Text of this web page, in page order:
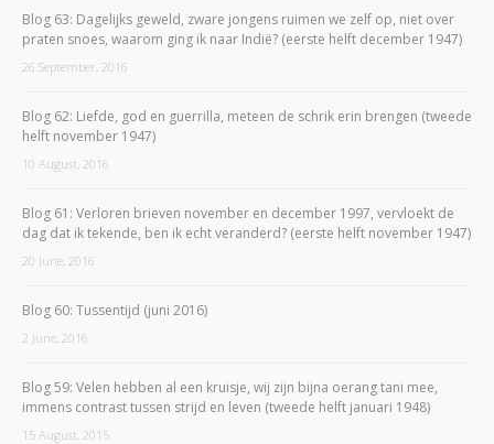
Blog 63: Dagelijks geweld, zware jongens ruimen we zelf op, niet over
praten snoes, waarom ging ik naar Indië? (eerste helft december 1947)
26 September, 2016
Blog 62: Liefde, god en guerrilla, meteen de schrik erin brengen (tweede
helft november 1947)
10 August, 2016
Blog 61: Verloren brieven november en december 1997, vervloekt de
dag dat ik tekende, ben ik echt veranderd? (eerste helft november 1947)
20 June, 2016
Blog 60: Tussentijd (juni 2016)
2 June, 2016
Blog 59: Velen hebben al een kruisje, wij zijn bijna oerang tani mee,
immens contrast tussen strijd en leven (tweede helft januari 1948)
15 August, 2015